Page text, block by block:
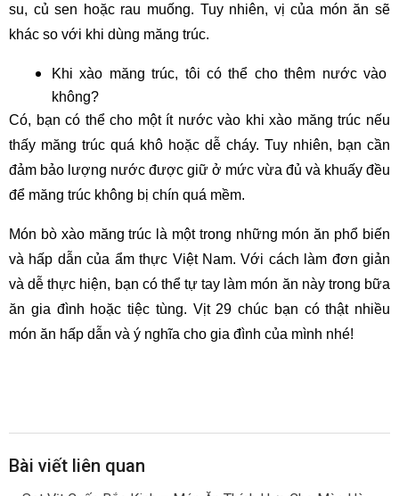
su, củ sen hoặc rau muống. Tuy nhiên, vị của món ăn sẽ
khác so với khi dùng măng trúc.
Khi xào măng trúc, tôi có thể cho thêm nước vào
không?
Có, bạn có thể cho một ít nước vào khi xào măng trúc nếu
thấy măng trúc quá khô hoặc dễ cháy. Tuy nhiên, bạn cần
đảm bảo lượng nước được giữ ở mức vừa đủ và khuấy đều
để măng trúc không bị chín quá mềm.
Món bò xào măng trúc là một trong những món ăn phổ biến
và hấp dẫn của ẩm thực Việt Nam. Với cách làm đơn giản
và dễ thực hiện, bạn có thể tự tay làm món ăn này trong bữa
ăn gia đình hoặc tiệc tùng. Vịt 29 chúc bạn có thật nhiều
món ăn hấp dẫn và ý nghĩa cho gia đình của mình nhé!
Bài viết liên quan